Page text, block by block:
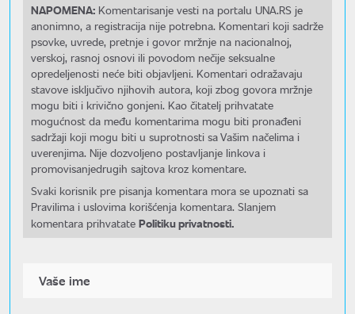
NAPOMENA: Komentarisanje vesti na portalu UNA.RS je
anonimno, a registracija nije potrebna. Komentari koji sadrže
psovke, uvrede, pretnje i govor mržnje na nacionalnoj,
verskoj, rasnoj osnovi ili povodom nečije seksualne
opredeljenosti neće biti objavljeni. Komentari odražavaju
stavove isključivo njihovih autora, koji zbog govora mržnje
mogu biti i krivično gonjeni. Kao čitatelj prihvatate
mogućnost da među komentarima mogu biti pronađeni
sadržaji koji mogu biti u suprotnosti sa Vašim načelima i
uverenjima. Nije dozvoljeno postavljanje linkova i
promovisanjedrugih sajtova kroz komentare.
Svaki korisnik pre pisanja komentara mora se upoznati sa
Pravilima i uslovima korišćenja komentara. Slanjem
komentara prihvatate Politiku privatnosti.